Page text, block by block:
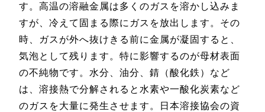
す。高温の溶融金属は多くのガスを溶かし込みま
すが、冷えて固まる際にガスを放出します。その
時、ガスが外へ抜けきる前に金属が凝固すると、
気泡として残ります。特に影響するのが母材表面
の不純物です。水分、油分、錆（酸化鉄）など
は、溶接熱で分解されると水素や一酸化炭素など
のガスを大量に発生させます。日本溶接協会の資